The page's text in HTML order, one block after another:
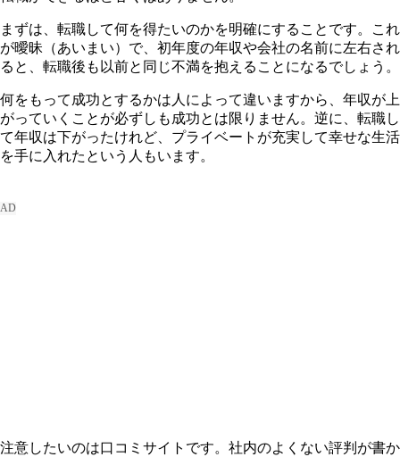
まずは、転職して何を得たいのかを明確にすることです。これ
が曖昧（あいまい）で、初年度の年収や会社の名前に左右され
ると、転職後も以前と同じ不満を抱えることになるでしょう。
何をもって成功とするかは人によって違いますから、年収が上
がっていくことが必ずしも成功とは限りません。逆に、転職し
て年収は下がったけれど、プライベートが充実して幸せな生活
を手に入れたという人もいます。
注意したいのは口コミサイトです。社内のよくない評判が書か